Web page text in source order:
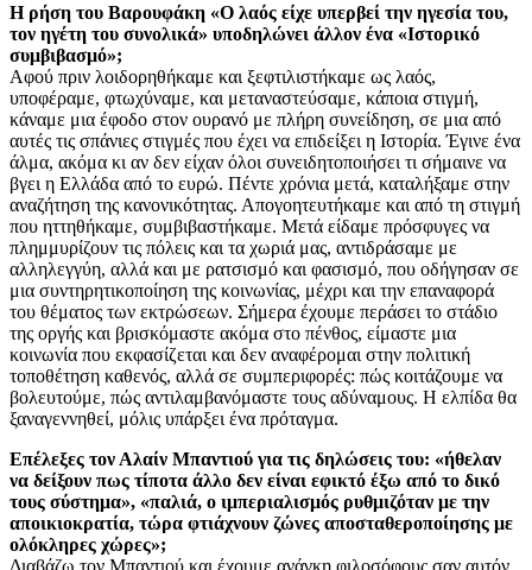
Η ρήση του Βαρουφάκη «Ο λαός είχε υπερβεί την ηγεσία του,
τον ηγέτη του συνολικά» υποδηλώνει άλλον ένα «Ιστορικό
συμβιβασμό»;
Αφού πριν λοιδορηθήκαμε και ξεφτιλιστήκαμε ως λαός,
υποφέραμε, φτωχύναμε, και μεταναστεύσαμε, κάποια στιγμή,
κάναμε μια έφοδο στον ουρανό με πλήρη συνείδηση, σε μια από
αυτές τις σπάνιες στιγμές που έχει να επιδείξει η Ιστορία. Έγινε ένα
άλμα, ακόμα κι αν δεν είχαν όλοι συνειδητοποιήσει τι σήμαινε να
βγει η Ελλάδα από το ευρώ. Πέντε χρόνια μετά, καταλήξαμε στην
αναζήτηση της κανονικότητας. Απογοητευτήκαμε και από τη στιγμή
που ηττηθήκαμε, συμβιβαστήκαμε. Μετά είδαμε πρόσφυγες να
πλημμυρίζουν τις πόλεις και τα χωριά μας, αντιδράσαμε με
αλληλεγγύη, αλλά και με ρατσισμό και φασισμό, που οδήγησαν σε
μια συντηρητικοποίηση της κοινωνίας, μέχρι και την επαναφορά
του θέματος των εκτρώσεων. Σήμερα έχουμε περάσει το στάδιο
της οργής και βρισκόμαστε ακόμα στο πένθος, είμαστε μια
κοινωνία που εκφασίζεται και δεν αναφέρομαι στην πολιτική
τοποθέτηση καθενός, αλλά σε συμπεριφορές: πώς κοιτάζουμε να
βολευτούμε, πώς αντιλαμβανόμαστε τους αδύναμους. Η ελπίδα θα
ξαναγεννηθεί, μόλις υπάρξει ένα πρόταγμα.
Επέλεξες τον Αλαίν Μπαντιού για τις δηλώσεις του: «ήθελαν
να δείξουν πως τίποτα άλλο δεν είναι εφικτό έξω από το δικό
τους σύστημα», «παλιά, ο ιμπεριαλισμός ρυθμιζόταν με την
αποικιοκρατία, τώρα φτιάχνουν ζώνες αποσταθεροποίησης με
ολόκληρες χώρες»;
Διαβάζω τον Μπαντιού και έχουμε ανάγκη φιλοσόφους σαν αυτόν,